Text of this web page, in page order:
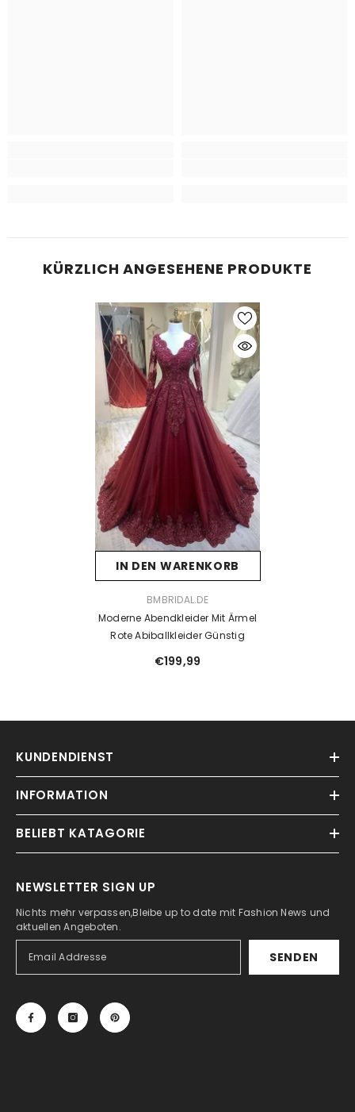
KÜRZLICH ANGESEHENE PRODUKTE
IN DEN WARENKORB
BMBRIDAL.DE
Moderne Abendkleider Mit Ärmel
Rote Abiballkleider Günstig
€199,99
KUNDENDIENST
INFORMATION
BELIEBT KATAGORIE
NEWSLETTER SIGN UP
Nichts mehr verpassen,Bleibe up to date mit Fashion News und
aktuellen Angeboten.
SENDEN